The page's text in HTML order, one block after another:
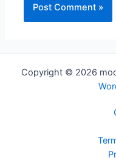
Copyright © 2026